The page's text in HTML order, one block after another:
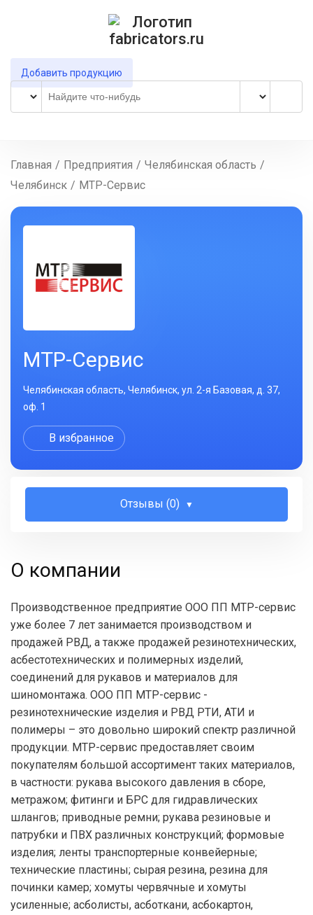
Добавить продукцию
Главная / Предприятия / Челябинская область /
Челябинск / МТР-Сервис
МТР-Сервис
Челябинская область, Челябинск, ул. 2-я Базовая, д. 37,
оф. 1
В избранное
Отзывы (0)
О компании
Производственное предприятие ООО ПП МТР-сервис
уже более 7 лет занимается производством и
продажей РВД, а также продажей резинотехнических,
асбестотехнических и полимерных изделий,
соединений для рукавов и материалов для
шиномонтажа. ООО ПП МТР-сервис -
резинотехнические изделия и РВД РТИ, АТИ и
полимеры – это довольно широкий спектр различной
продукции. МТР-сервис предоставляет своим
покупателям большой ассортимент таких материалов,
в частности: рукава высокого давления в сборе,
метражом; фитинги и БРС для гидравлических
шлангов; приводные ремни; рукава резиновые и
патрубки и ПВХ различных конструкций; формовые
изделия; ленты транспортерные конвейерные;
технические пластины; сырая резина, резина для
починки камер; хомуты червячные и хомуты
усиленные; асболисты, асботкани, асбокартон,